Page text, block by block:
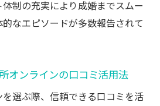
制の充実により成婚までスムー
なエピソードが多数報告されて
オンラインの口コミ活用法
選ぶ際、信頼できる口コミを活